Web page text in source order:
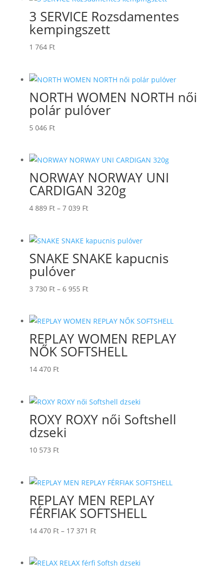
3 SERVICE Rozsdamentes
kempingszett
1 764 Ft
NORTH WOMEN NORTH női
polár pulóver
5 046 Ft
NORWAY NORWAY UNI
CARDIGAN 320g
4 889 Ft – 7 039 FtÁrtartomány:
-
7
SNAKE SNAKE kapucnis
pulóver
3 730 Ft – 6 955 FtÁrtartomány:
-
6
955 Ft
REPLAY WOMEN REPLAY
NŐK SOFTSHELL
14 470 Ft
ROXY ROXY női Softshell
dzseki
10 573 Ft
REPLAY MEN REPLAY
FÉRFIAK SOFTSHELL
14 470 Ft – 17 371 FtÁrtartomány:
-